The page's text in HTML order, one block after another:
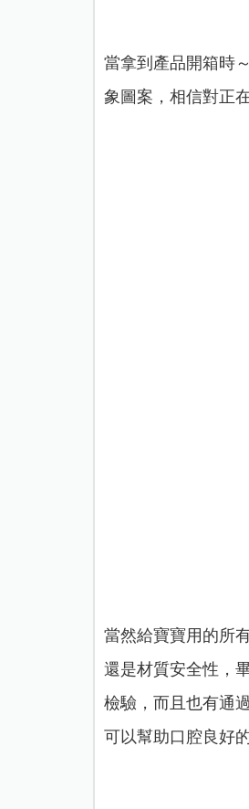
當拿到產品開箱時
象圖案，相信對正
當然給寶寶用的所
還是材質安全性，
檢驗，而且也有通
可以幫助口腔良好的